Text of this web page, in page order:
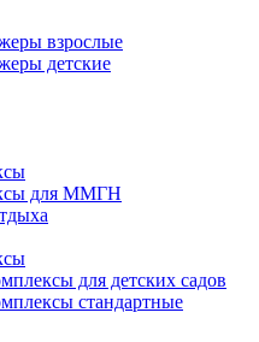
взрослые
детские
для ММГН
для детских садов
стандартные